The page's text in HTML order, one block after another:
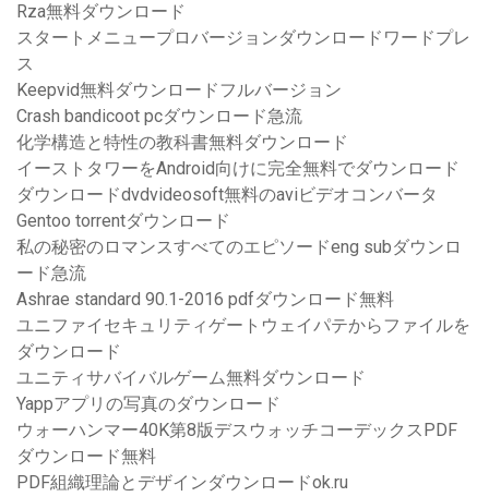
Rza無料ダウンロード
スタートメニュープロバージョンダウンロードワードプレ
ス
Keepvid無料ダウンロードフルバージョン
Crash bandicoot pcダウンロード急流
化学構造と特性の教科書無料ダウンロード
イーストタワーをAndroid向けに完全無料でダウンロード
ダウンロードdvdvideosoft無料のaviビデオコンバータ
Gentoo torrentダウンロード
私の秘密のロマンスすべてのエピソードeng subダウンロ
ード急流
Ashrae standard 90.1-2016 pdfダウンロード無料
ユニファイセキュリティゲートウェイパテからファイルを
ダウンロード
ユニティサバイバルゲーム無料ダウンロード
Yappアプリの写真のダウンロード
ウォーハンマー40K第8版デスウォッチコーデックスPDF
ダウンロード無料
PDF組織理論とデザインダウンロードok.ru